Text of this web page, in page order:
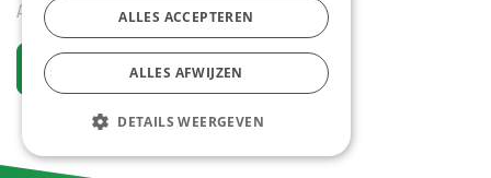
Actief
Vraag een account aan
ALLES ACCEPTEREN
ALLES AFWIJZEN
DETAILS WEERGEVEN